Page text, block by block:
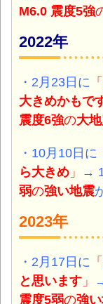
M6.0 震度5強
2022年
・2月23日に 「
大きめかもで
震度6強の大
・10月10日に
ら大きめ 」 →
弱の強い地震
2023年
・2月17日に 「
と思います 」
震度5弱の強